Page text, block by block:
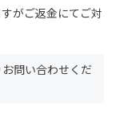
がご返金にてご対
お問い合わせくだ